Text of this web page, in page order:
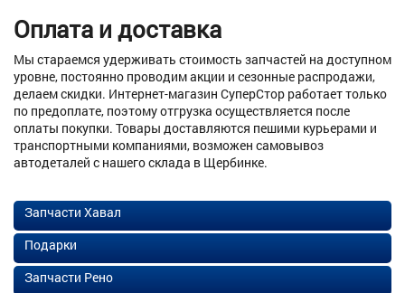
Оплата и доставка
Мы стараемся удерживать стоимость запчастей на доступном
уровне, постоянно проводим акции и сезонные распродажи,
делаем скидки. Интернет-магазин СуперСтор работает только
по предоплате, поэтому отгрузка осуществляется после
оплаты покупки. Товары доставляются пешими курьерами и
транспортными компаниями, возможен самовывоз
автодеталей с нашего склада в Щербинке.
Запчасти Хавал
Подарки
Запчасти Рено